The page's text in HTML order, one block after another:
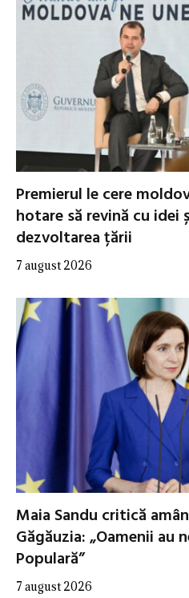
Premierul le cere
hotare să revină cu idei
dezvoltarea țării
7 august 2026
Maia Sandu critică
Găgăuzia: „Oamenii au
Populară”
7 august 2026